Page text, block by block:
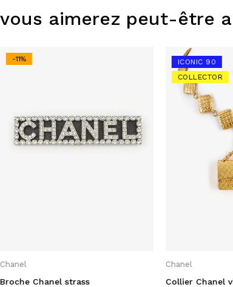
vous aimerez peut-être
-11%
Chanel
Broche Chanel strass
ICONIC 90
COLLECTOR
Chanel
Collier Chanel